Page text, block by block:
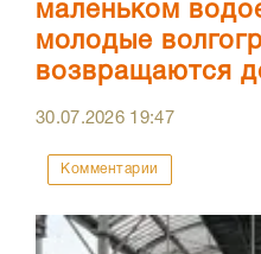
маленьком
молодые
возвращаются
30.07.2026 19:47
Комментарии